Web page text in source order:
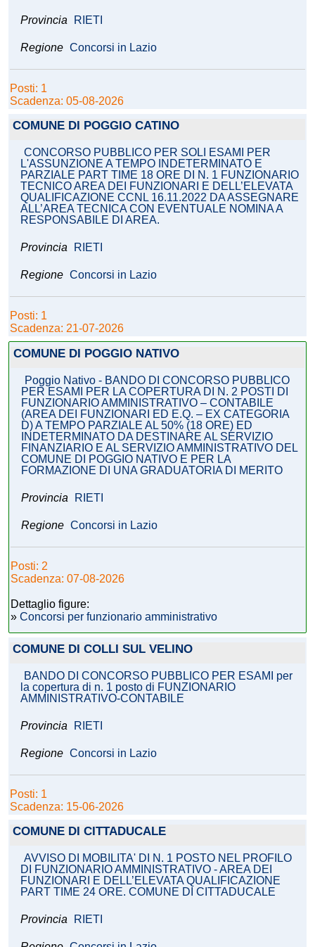
Provincia RIETI
Regione Concorsi in Lazio
Posti: 1
Scadenza: 05-08-2026
COMUNE DI POGGIO CATINO
CONCORSO PUBBLICO PER SOLI ESAMI PER
L'ASSUNZIONE A TEMPO INDETERMINATO E
PARZIALE PART TIME 18 ORE DI N. 1 FUNZIONARIO
TECNICO AREA DEI FUNZIONARI E DELL’ELEVATA
QUALIFICAZIONE CCNL 16.11.2022 DA ASSEGNARE
ALL’AREA TECNICA CON EVENTUALE NOMINA A
RESPONSABILE DI AREA.
Provincia RIETI
Regione Concorsi in Lazio
Posti: 1
Scadenza: 21-07-2026
COMUNE DI POGGIO NATIVO
Poggio Nativo - BANDO DI CONCORSO PUBBLICO
PER ESAMI PER LA COPERTURA DI N. 2 POSTI DI
FUNZIONARIO AMMINISTRATIVO – CONTABILE
(AREA DEI FUNZIONARI ED E.Q. – EX CATEGORIA
D) A TEMPO PARZIALE AL 50% (18 ORE) ED
INDETERMINATO DA DESTINARE AL SERVIZIO
FINANZIARIO E AL SERVIZIO AMMINISTRATIVO DEL
COMUNE DI POGGIO NATIVO E PER LA
FORMAZIONE DI UNA GRADUATORIA DI MERITO
Provincia RIETI
Regione Concorsi in Lazio
Posti: 2
Scadenza: 07-08-2026
Dettaglio figure:
» Concorsi per funzionario amministrativo
COMUNE DI COLLI SUL VELINO
BANDO DI CONCORSO PUBBLICO PER ESAMI per
la copertura di n. 1 posto di FUNZIONARIO
AMMINISTRATIVO-CONTABILE
Provincia RIETI
Regione Concorsi in Lazio
Posti: 1
Scadenza: 15-06-2026
COMUNE DI CITTADUCALE
AVVISO DI MOBILITA' DI N. 1 POSTO NEL PROFILO
DI FUNZIONARIO AMMINISTRATIVO - AREA DEI
FUNZIONARI E DELL’ELEVATA QUALIFICAZIONE
PART TIME 24 ORE. COMUNE DI CITTADUCALE
Provincia RIETI